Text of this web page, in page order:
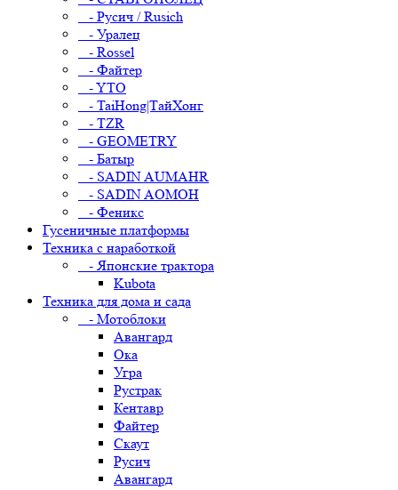
- Русич / Rusich
- Уралец
- Rossel
- Файтер
- YTO
- TaiHong|ТайХонг
- TZR
- GEOMETRY
- Батыр
- SADIN AUMAHR
- SADIN AOMOH
- Феникс
Гусеничные платформы
Техника с наработкой
- Японские трактора
Kubota
Техника для дома и сада
- Мотоблоки
Авангард
Ока
Угра
Рустрак
Кентавр
Файтер
Скаут
Русич
Авангард